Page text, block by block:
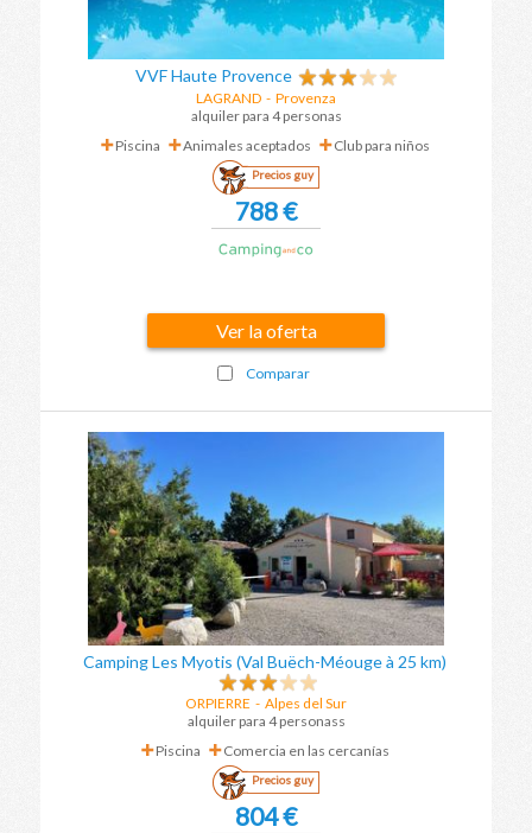
VVF Haute Provence
LAGRAND - Provenza
alquiler para 4 personas
Piscina
Animales aceptados Club para niños
Precios guy
788 €
Ver la oferta
Comparar
Camping Les Myotis (Val Buëch-Méouge à 25 km)
ORPIERRE - Alpes del Sur
alquiler para 4 personass
Piscina
Comercia en las cercanías
Precios guy
804 €